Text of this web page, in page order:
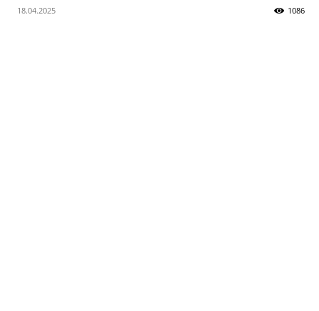
18.04.2025 1086